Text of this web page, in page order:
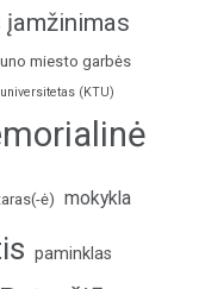
įamžinimas
miesto garbės
(KTU)
ė) mokykla
paminklas